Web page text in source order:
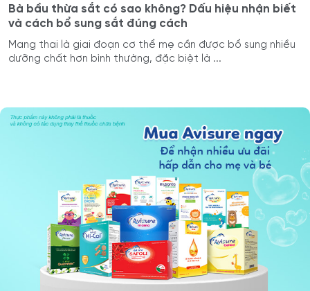
Bà bầu thừa sắt có sao không? Dấu hiệu nhận biết
và cách bổ sung sắt đúng cách
Mang thai là giai đoạn cơ thể mẹ cần được bổ sung nhiều
dưỡng chất hơn bình thường, đặc biệt là ...